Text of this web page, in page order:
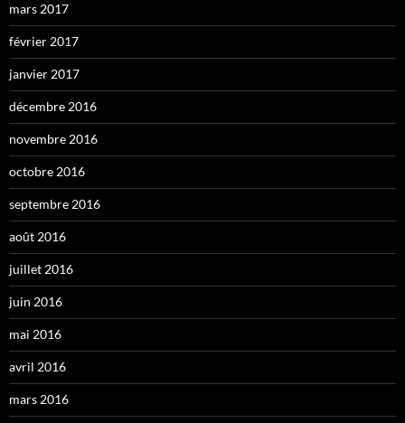
mars 2017
février 2017
janvier 2017
décembre 2016
novembre 2016
octobre 2016
septembre 2016
août 2016
juillet 2016
juin 2016
mai 2016
avril 2016
mars 2016